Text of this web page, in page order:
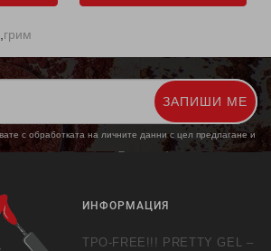
грим
ЗАПИШИ МЕ
с обработката на личните данни с цел предлагане и
предложения. Повече информация
ИНФОРМАЦИЯ
TPO-FREE!!! PRETTY GEL –